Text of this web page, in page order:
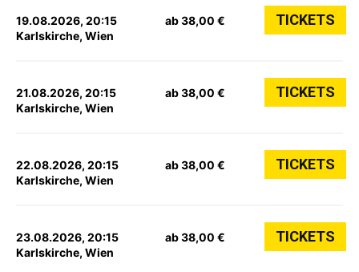
19.08.2026, 20:15
Karlskirche, Wien
ab 38,00 € TICKETS
21.08.2026, 20:15
Karlskirche, Wien
ab 38,00 € TICKETS
22.08.2026, 20:15
Karlskirche, Wien
ab 38,00 € TICKETS
23.08.2026, 20:15
Karlskirche, Wien
ab 38,00 € TICKETS